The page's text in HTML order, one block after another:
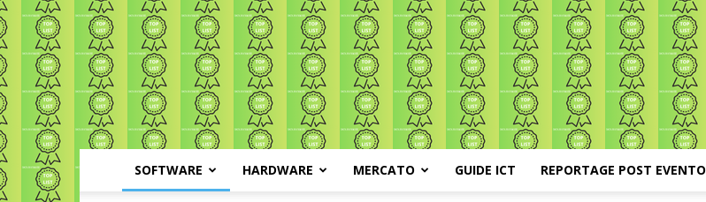
SOFTWARE HARDWARE MERCATO GUIDE ICT REPORTAGE POST EVENTO